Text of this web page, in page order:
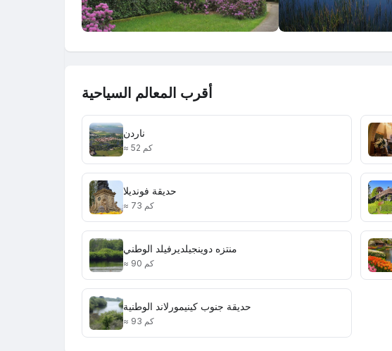
أقرب المعالم السياحية
ناردن
≈ 52 كم
حديقة فونديلا
≈ 73 كم
منتزه دوينجيلديرفيلد الوطني
≈ 90 كم
حديقة جنوب كينيمورلاند الوطنية
≈ 93 كم